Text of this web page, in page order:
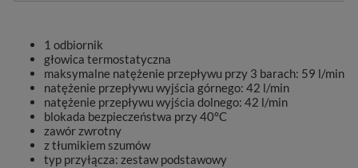
1 odbiornik
głowica termostatyczna
maksymalne natężenie przepływu przy 3 barach: 59 l/min
natężenie przepływu wyjścia górnego: 42 l/min
natężenie przepływu wyjścia dolnego: 42 l/min
blokada bezpieczeństwa przy 40°C
zawór zwrotny
z tłumikiem szumów
typ przyłącza: zestaw podstawowy